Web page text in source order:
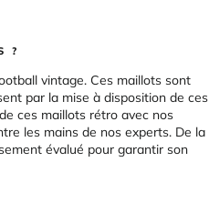
?
vintage. Ces maillots sont
par la mise à disposition de ces
ces maillots rétro avec nos
les mains de nos experts. De la
évalué pour garantir son